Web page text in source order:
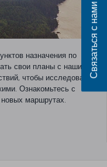
назначения по
свои планы с нашими
чтобы исследовать
Ознакомьтесь с
маршрутах.
Связаться с нами